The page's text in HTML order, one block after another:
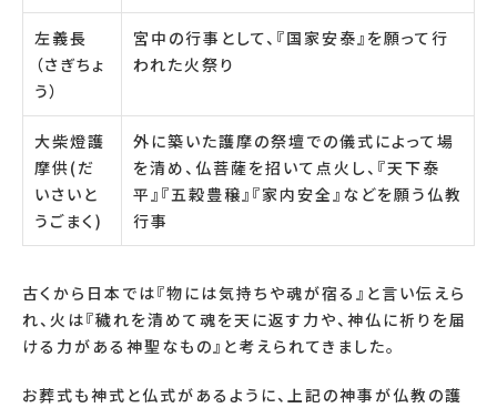
左義長
（さぎちょ
う）
宮中の行事として、『国家安泰』を願って行
われた火祭り
大柴燈護
摩供(だ
いさいと
うごまく)
外に築いた護摩の祭壇での儀式によって場
を清め、仏菩薩を招いて点火し、『天下泰
平』『五穀豊穣』『家内安全』などを願う仏教
行事
古くから日本では『物には気持ちや魂が宿る』と言い伝えら
れ、火は『穢れを清めて魂を天に返す力や、神仏に祈りを届
ける力がある神聖なもの』と考えられてきました。
お葬式も神式と仏式があるように、上記の神事が仏教の護